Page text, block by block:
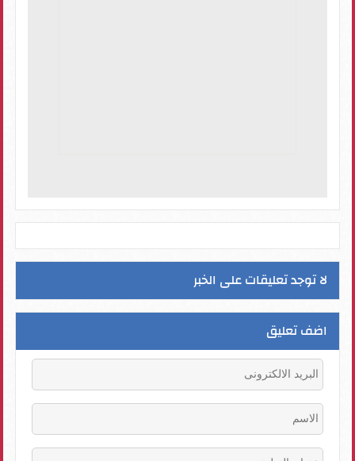
لا توجد تعليقات على الخبر
اضف تعليق